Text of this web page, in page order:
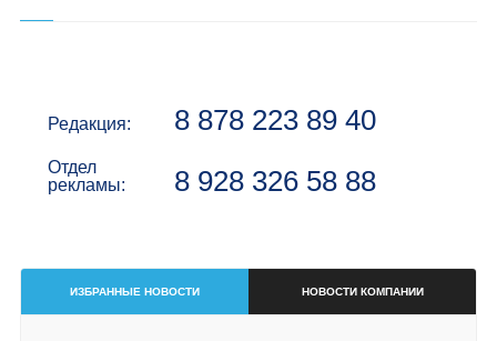
Редакция: 8 878 223 89 40
Отдел
рекламы:
8 928 326 58 88
ИЗБРАННЫЕ НОВОСТИ НОВОСТИ КОМПАНИИ